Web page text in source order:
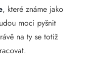
, které známe jako
moci pyšnit
na ty se totiž